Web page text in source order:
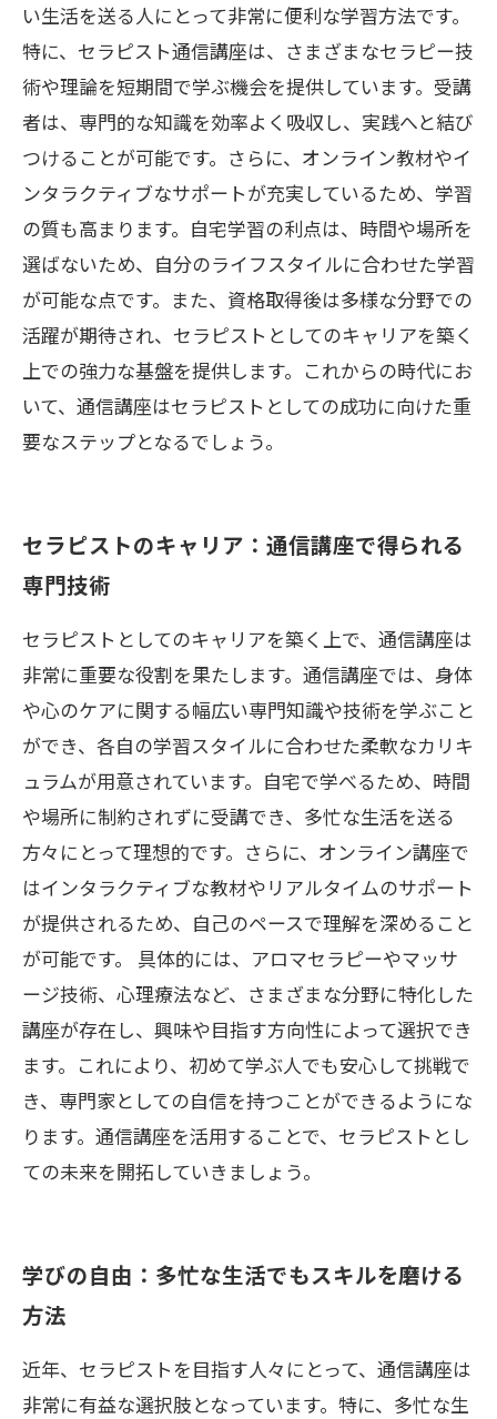
あなたもセラピストに：通信講座で新たな道
を切り開こう
い生活を送る人にとって非常に便利な学習方法です。
特に、セラピスト通信講座は、さまざまなセラピー技
術や理論を短期間で学ぶ機会を提供しています。受講
者は、専門的な知識を効率よく吸収し、実践へと結び
つけることが可能です。さらに、オンライン教材やイ
ンタラクティブなサポートが充実しているため、学習
の質も高まります。自宅学習の利点は、時間や場所を
選ばないため、自分のライフスタイルに合わせた学習
が可能な点です。また、資格取得後は多様な分野での
活躍が期待され、セラピストとしてのキャリアを築く
上での強力な基盤を提供します。これからの時代にお
いて、通信講座はセラピストとしての成功に向けた重
要なステップとなるでしょう。
セラピストのキャリア：通信講座で得られる
専門技術
セラピストとしてのキャリアを築く上で、通信講座は
非常に重要な役割を果たします。通信講座では、身体
や心のケアに関する幅広い専門知識や技術を学ぶこと
ができ、各自の学習スタイルに合わせた柔軟なカリキ
ュラムが用意されています。自宅で学べるため、時間
や場所に制約されずに受講でき、多忙な生活を送る
方々にとって理想的です。さらに、オンライン講座で
はインタラクティブな教材やリアルタイムのサポート
が提供されるため、自己のペースで理解を深めること
が可能です。 具体的には、アロマセラピーやマッサ
ージ技術、心理療法など、さまざまな分野に特化した
講座が存在し、興味や目指す方向性によって選択でき
ます。これにより、初めて学ぶ人でも安心して挑戦で
き、専門家としての自信を持つことができるようにな
ります。通信講座を活用することで、セラピストとし
ての未来を開拓していきましょう。
学びの自由：多忙な生活でもスキルを磨ける
方法
近年、セラピストを目指す人々にとって、通信講座は
非常に有益な選択肢となっています。特に、多忙な生